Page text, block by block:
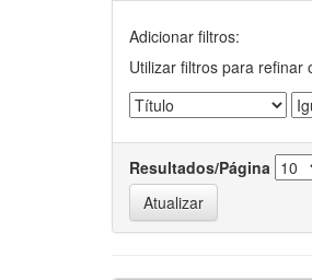
Adicionar filtros:
Utilizar filtros para refinar
Resultados/Página